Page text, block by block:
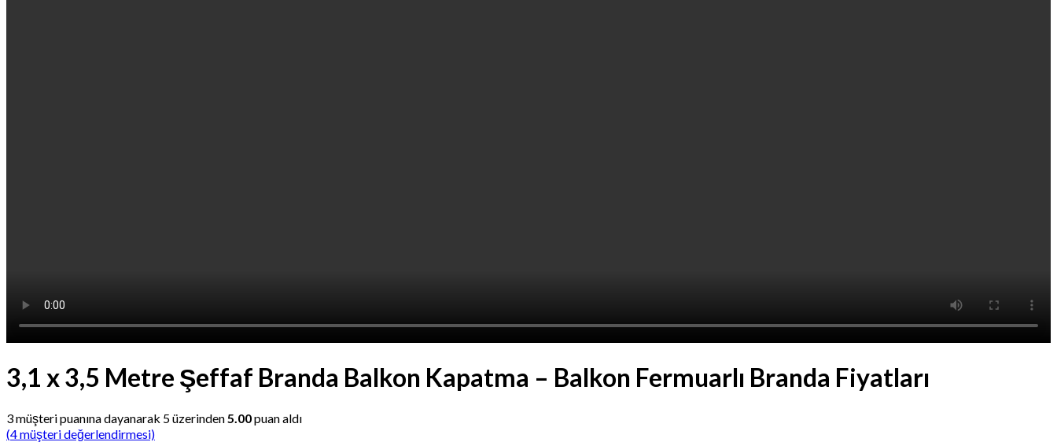
3,1 x 3,5 Metre Şeffaf Branda Balkon Kapatma – Balkon Fermuarlı Branda Fiyatları
3müşteri puanına dayanarak 5 üzerinden5.00puan aldı
(4müşteri değerlendirmesi)